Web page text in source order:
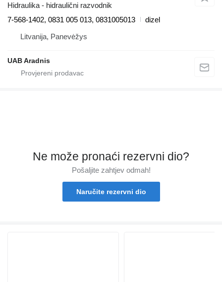
Hidraulika - hidraulični razvodnik
7-568-1402, 0831 005 013, 0831005013
dizel
Litvanija, Panevėžys
UAB Aradnis
Ne može pronaći rezervni dio?
Pošaljite zahtjev odmah!
Naručite rezervni dio